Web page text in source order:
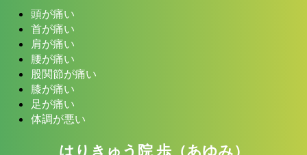
頭が痛い
首が痛い
肩が痛い
腰が痛い
股関節が痛い
膝が痛い
足が痛い
体調が悪い
はりきゅう院 歩（あゆみ）